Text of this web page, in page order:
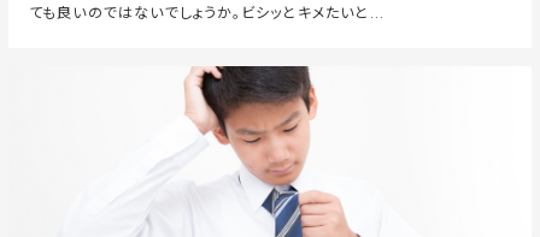
ても良いのではないでしょうか。ビシッとキメたいと...